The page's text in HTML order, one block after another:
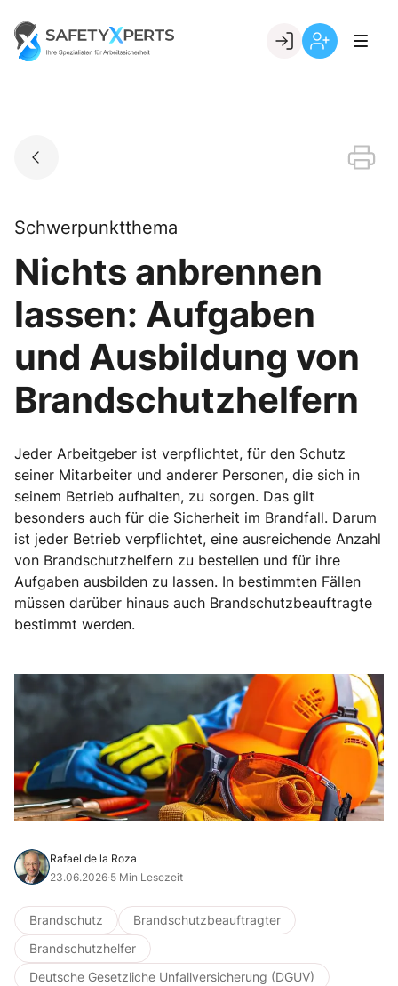
content
Go to landing page.
Schwerpunktthema
Nichts anbrennen
lassen: Aufgaben
und Ausbildung von
Brandschutzhelfern
Jeder Arbeitgeber ist verpflichtet, für den Schutz
seiner Mitarbeiter und anderer Personen, die sich in
seinem Betrieb aufhalten, zu sorgen. Das gilt
besonders auch für die Sicherheit im Brandfall. Darum
ist jeder Betrieb verpflichtet, eine ausreichende Anzahl
von Brandschutzhelfern zu bestellen und für ihre
Aufgaben ausbilden zu lassen. In bestimmten Fällen
müssen darüber hinaus auch Brandschutzbeauftragte
bestimmt werden.
Rafael de la Roza
23.06.2026·5 Min Lesezeit
Brandschutz
Brandschutzbeauftragter
Brandschutzhelfer
Deutsche Gesetzliche Unfallversicherung (DGUV)